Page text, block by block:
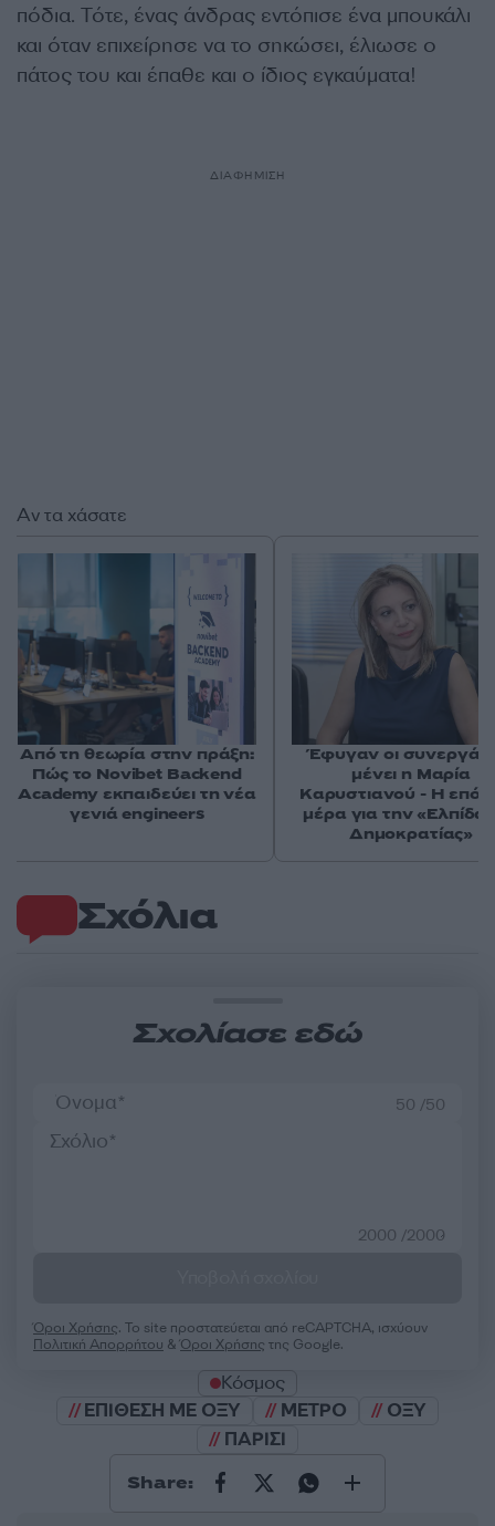
πόδια. Τότε, ένας άνδρας εντόπισε ένα μπουκάλι
και όταν επιχείρησε να το σηκώσει, έλιωσε ο
πάτος του και έπαθε και ο ίδιος εγκαύματα!
ΔΙΑΦΗΜΙΣΗ
Σχόλια
Σχολίασε εδώ
50 /50
2000 /2000
Όροι Χρήσης. Το site προστατεύεται από reCAPTCHA, ισχύουν
Πολιτική Απορρήτου &Όροι Χρήσης της Google.
Κόσμος
ΕΠΙΘΕΣΗ ΜΕ ΟΞΥ
ΜΕΤΡΟ
ΟΞΥ
ΠΑΡΙΣΙ
Share:
Αν τα χάσατε
Από τη θεωρία στην πράξη:
Πώς το Novibet Backend
Academy εκπαιδεύει τη νέα
γενιά engineers
Έφυγαν οι
μένει η Μαρία
Καρυστιανού - Η
μέρα για την «Ελπίδα
Δημοκρατίας»